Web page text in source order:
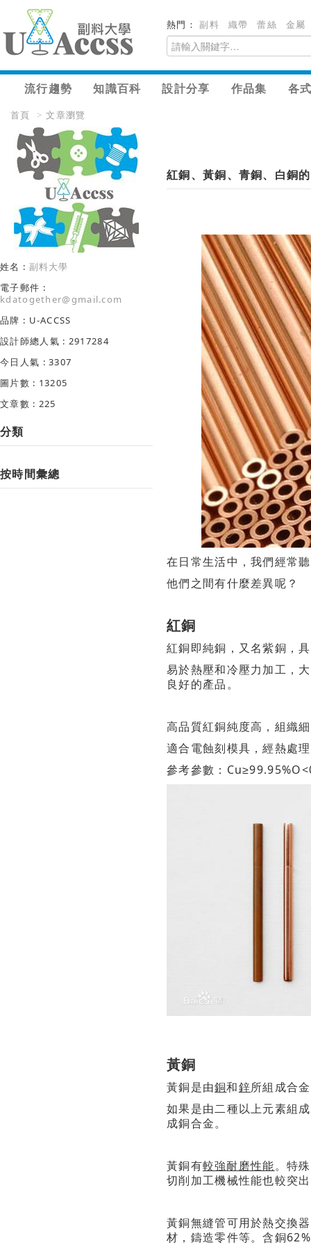
熱門：副料 織帶 蕾絲 金屬
流行趨勢 知識百科 設計分享 作品集 各
首頁 > 文章瀏覽
姓名 : 副料大學
電子郵件 :
kdatogether@gmail.com
品牌 : U-ACCSS
設計師總人氣 : 2917284
今日人氣 : 3307
圖片數 : 13205
文章數 : 225
分類
按時間彙總
紅銅、黃銅、青銅、白銅
在日常生活中，我們經常
他們之間有什麼差異呢？
紅銅
紅銅即純銅，又名紫銅，
易於熱壓和冷壓力加工，
良好的產品。
高品質紅銅純度高，組織
適合電蝕刻模具，經熱處
參考參數：
黃銅
黃銅是由銅和鋅所組成合
如果是由二種以上元素組
成銅合金。
黃銅有較強耐磨性能。特
切削加工機械性能也較突
黃銅無縫管可用於熱交換
材，鑄造零件等。含銅